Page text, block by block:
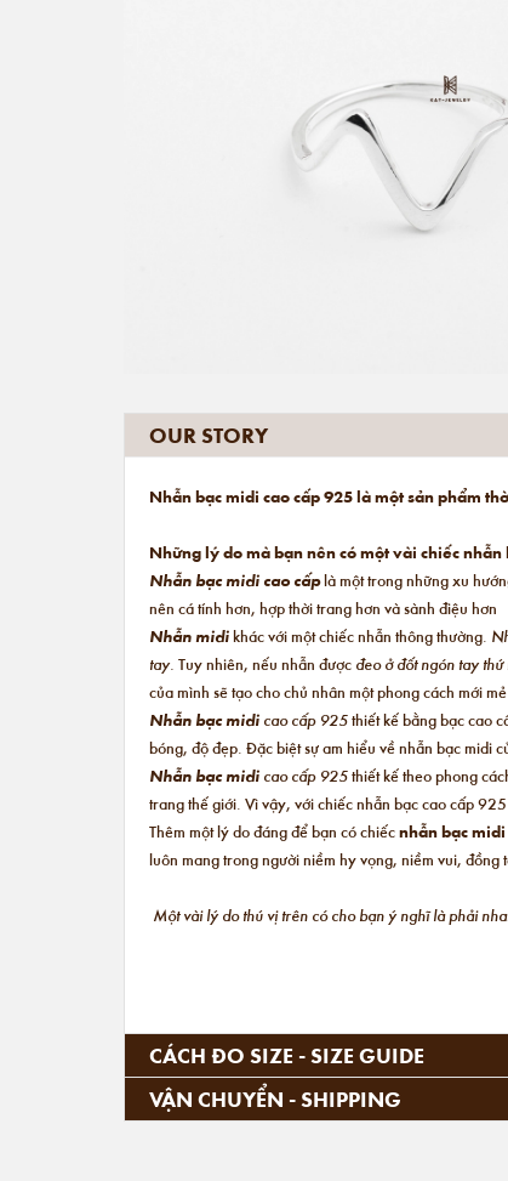
OUR STORY
Nhẫn bạc midi cao cấp 925 là một sản phẩm
Những lý do mà bạn nên có một vài chiếc nhẫn
Nhẫn bạc midi cao cấplà một trong những xu
nên cá tính hơn, hợp thời trang hơn và sành điệu hơn
Nhẫn midikhác với một chiếc nhẫn thông thường.
tay.Tuy nhiên, nếu nhẫn đượcđeo ở đốt ngón tay
của mình sẽ tạo cho chủ nhân một phong cách mới
Nhẫn bạc midicao cấp 925thiết kế bằng bạc cao
bóng, độ đẹp. Đặc biệt sự am hiểu về nhẫn bạc midi
Nhẫn bạc midicao cấp 925thiết kế theo phong
trang thế giới. Vì vậy, với chiếc nhẫn bạc cao cấp
Thêm một lý do đáng để bạn có chiếcnhẫn bạc midi
luôn mang trong người niềm hy vọng, niềm vui, đồng
Một vài lý do thú vị trên có cho bạn ý nghĩ là phải
CÁCH ĐO SIZE - SIZE GUIDE
VẬN CHUYỂN - SHIPPING